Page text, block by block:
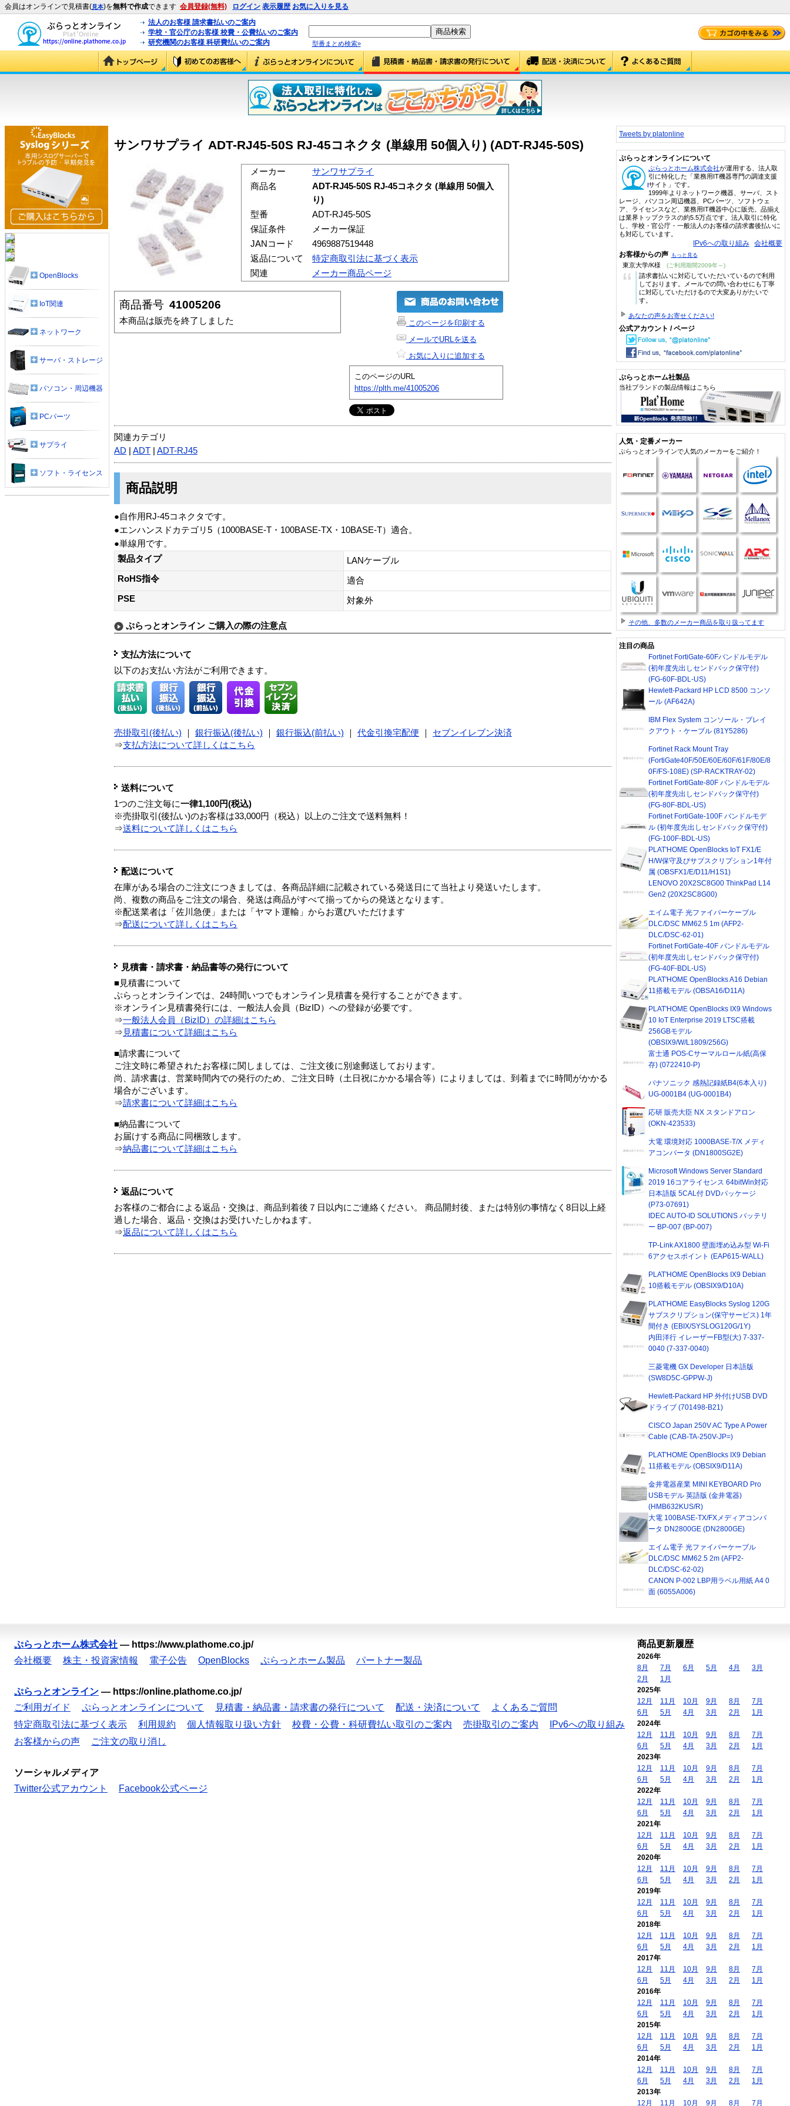
会員はオンラインで見積書(見本)を無料で作成できます 会員登録(無料) ログイン 表示履歴 お気に入りを見る
法人のお客様 請求書払いのご案内
学校・官公庁のお客様 校費・公費払いのご案内
研究機関のお客様 科研費払いのご案内
型番まとめ検索»
サンワサプライ ADT-RJ45-50S RJ-45コネクタ (単線用 50個入り) (ADT-RJ45-50S)
メーカー
サンワサプライ
商品名
ADT-RJ45-50S RJ-45コネクタ (単線用 50個入
り)
型番
ADT-RJ45-50S
保証条件
メーカー保証
JANコード
4969887519448
返品について
特定商取引法に基づく表示
関連
メーカー商品ページ
商品番号 41005206
本商品は販売を終了しました
このページを印刷する
メールでURLを送る
お気に入りに追加する
このページのURL
https://plth.me/41005206
関連カテゴリ
AD
ADT ADT-RJ45
商品説明
●自作用RJ-45コネクタです。
●エンハンスドカテゴリ5（1000BASE-T・100BASE-TX・10BASE-T）適合。
●単線用です。
製品タイプ
LANケーブル
RoHS指令
適合
PSE
対象外
ぷらっとオンライン ご購入の際の注意点
支払方法について
以下のお支払い方法がご利用できます。
売掛取引(後払い) 銀行振込(後払い) 銀行振込(前払い) 代金引換宅配便
セブンイレブン決済
⇒支払方法について詳しくはこちら
送料について
1つのご注文毎に一律1,100円(税込)
※売掛取引(後払い)のお客様は33,000円（税込）以上のご注文で送料無料！
⇒送料について詳しくはこちら
配送について
在庫がある場合のご注文につきましては、各商品詳細に記載されている発送日にて当社より発送いたします。
尚、複数の商品をご注文の場合、発送は商品がすべて揃ってからの発送となります。
※配送業者は「佐川急便」または「ヤマト運輸」からお選びいただけます
⇒配送について詳しくはこちら
見積書・請求書・納品書等の発行について
■見積書について
ぷらっとオンラインでは、24時間いつでもオンライン見積書を発行することができます。
※オンライン見積書発行には、一般法人会員（BizID）への登録が必要です。
⇒一般法人会員（BizID）の詳細はこちら
⇒ 見積書について詳細はこちら
■請求書について
ご注文時に希望されたお客様に関しましては、ご注文後に別途郵送しております。
尚、請求書は、営業時間内での発行のため、ご注文日時（土日祝にかかる場合等）によりましては、到着までに時間がかかる
場合がございます。
⇒請求書について詳細はこちら
■納品書について
お届けする商品に同梱致します。
⇒納品書について詳細はこちら
返品について
お客様のご都合による返品・交換は、商品到着後７日以内にご連絡ください。 商品開封後、または特別の事情なく8日以上経
過した場合、返品・交換はお受けいたしかねます。
⇒返品について詳しくはこちら
OpenBlocks
IoT関連
ネットワーク
サーバ・ストレージ
パソコン・周辺機器
PCパーツ
サプライ
ソフト・ライセンス
Tweets by platonline
ぷらっとオンラインについて
ぷらっとホーム株式会社が運用する、法人取
引に特化した「業務用IT機器専門の調達支援
サイト」です。
1999年よりネットワーク機器、サーバ、スト
レージ、パソコン周辺機器、PCパーツ、ソフトウェ
ア、ライセンスなど、業務用IT機器中心に販売。品揃え
は業界トップクラスの約5.5万点です。法人取引に特化
し、学校・官公庁・一般法人のお客様の請求書後払いに
も対応しています。
IPv6への取り組み 会社概要
お客様からの声 もっと見る
東京大学/K様 (ご利用期間2009年～)
“
請求書払いに対応していただいているので利用
しております。メールでの問い合わせにも丁寧
に対応していただけるので大変ありがたいで
す。
あなたの声をお寄せください!
公式アカウント / ページ
ぷらっとホーム社製品
当社ブランドの製品情報はこちら
人気・定番メーカー
ぷらっとオンラインで人気のメーカーをご紹介！
その他、多数のメーカー商品を取り扱ってます
注目の商品
Fortinet FortiGate-60Fバンドルモデル
(初年度先出しセンドバック保守付)
(FG-60F-BDL-US)
Hewlett-Packard HP LCD 8500 コンソ
ール (AF642A)
IBM Flex System コンソール・ブレイ
クアウト・ケーブル (81Y5286)
Fortinet Rack Mount Tray
(FortiGate40F/50E/60E/60F/61F/80E/8
0F/FS-108E) (SP-RACKTRAY-02)
Fortinet FortiGate-80F バンドルモデル
(初年度先出しセンドバック保守付)
(FG-80F-BDL-US)
Fortinet FortiGate-100F バンドルモデ
ル (初年度先出しセンドバック保守付)
(FG-100F-BDL-US)
PLAT'HOME OpenBlocks IoT FX1/E
H/W保守及びサブスクリプション1年付
属 (OBSFX1/E/D11/H1S1)
LENOVO 20X2SC8G00 ThinkPad L14
Gen2 (20X2SC8G00)
エイム電子 光ファイバーケーブル
DLC/DSC MM62.5 1m (AFP2-
DLC/DSC-62-01)
Fortinet FortiGate-40F バンドルモデル
(初年度先出しセンドバック保守付)
(FG-40F-BDL-US)
PLAT'HOME OpenBlocks A16 Debian
11搭載モデル (OBSA16/D11A)
PLAT'HOME OpenBlocks IX9 Windows
10 IoT Enterprise 2019 LTSC搭載
256GBモデル
(OBSIX9/W/L1809/256G)
富士通 POS-Cサーマルロール紙(高保
存) (0722410-P)
パナソニック 感熱記録紙B4(6本入り)
UG-0001B4 (UG-0001B4)
応研 販売大臣 NX スタンドアロン
(OKN-423533)
大電 環境対応 1000BASE-T/X メディ
アコンバータ (DN1800SG2E)
Microsoft Windows Server Standard
2019 16コアライセンス 64bitWin対応
日本語版 5CAL付 DVDパッケージ
(P73-07691)
IDEC AUTO-ID SOLUTIONS バッテリ
ー BP-007 (BP-007)
TP-Link AX1800 壁面埋め込み型 Wi-Fi
6アクセスポイント (EAP615-WALL)
PLAT'HOME OpenBlocks IX9 Debian
10搭載モデル (OBSIX9/D10A)
PLAT'HOME EasyBlocks Syslog 120G
サブスクリプション(保守サービス) 1年
間付き (EBIX/SYSLOG120G/1Y)
内田洋行 イレーザーFB型(大) 7-337-
0040 (7-337-0040)
三菱電機 GX Developer 日本語版
(SW8D5C-GPPW-J)
Hewlett-Packard HP 外付けUSB DVD
ドライブ (701498-B21)
CISCO Japan 250V AC Type A Power
Cable (CAB-TA-250V-JP=)
PLAT'HOME OpenBlocks IX9 Debian
11搭載モデル (OBSIX9/D11A)
金井電器産業 MINI KEYBOARD Pro
USBモデル 英語版 (金井電器)
(HMB632KUS/R)
大電 100BASE-TX/FXメディアコンバ
ータ DN2800GE (DN2800GE)
エイム電子 光ファイバーケーブル
DLC/DSC MM62.5 2m (AFP2-
DLC/DSC-62-02)
CANON P-002 LBP用ラベル用紙 A4 0
面 (6055A006)
ぷらっとホーム株式会社 — https://www.plathome.co.jp/
会社概要
株主・投資家情報 電子公告 OpenBlocks ぷらっとホーム製品 パートナー製品
ぷらっとオンライン — https://online.plathome.co.jp/
ご利用ガイド
ぷらっとオンラインについて 見積書・納品書・請求書の発行について 配送・決済について
よくあるご質問
特定商取引法に基づく表示
利用規約 個人情報取り扱い方針 校費・公費・科研費払い取引のご案内 売掛取引のご案内
IPv6への取り組み
お客様からの声
ご注文の取り消し
ソーシャルメディア
Twitter公式アカウント
Facebook公式ページ
商品更新履歴
2026年
8月
7月 6月 5月 4月
3月
2月
1月
2025年
12月
11月 10月 9月 8月
7月
6月
5月 4月 3月 2月
1月
2024年
12月
11月 10月 9月 8月
7月
6月
5月 4月 3月 2月
1月
2023年
12月
11月 10月 9月 8月
7月
6月
5月 4月 3月 2月
1月
2022年
12月
11月 10月 9月 8月
7月
6月
5月 4月 3月 2月
1月
2021年
12月
11月 10月 9月 8月
7月
6月
5月 4月 3月 2月
1月
2020年
12月
11月 10月 9月 8月
7月
6月
5月 4月 3月 2月
1月
2019年
12月
11月 10月 9月 8月
7月
6月
5月 4月 3月 2月
1月
2018年
12月
11月 10月 9月 8月
7月
6月
5月 4月 3月 2月
1月
2017年
12月
11月 10月 9月 8月
7月
6月
5月 4月 3月 2月
1月
2016年
12月
11月 10月 9月 8月
7月
6月
5月 4月 3月 2月
1月
2015年
12月
11月 10月 9月 8月
7月
6月
5月 4月 3月 2月
1月
2014年
12月
11月 10月 9月 8月
7月
6月
5月 4月 3月 2月
1月
2013年
12月
11月 10月 9月 8月 7月